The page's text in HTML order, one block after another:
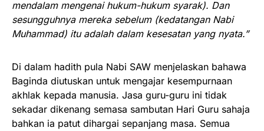
mendalam mengenai hukum-hukum syarak). Dan
sesungguhnya mereka sebelum (kedatangan Nabi
Muhammad) itu adalah dalam kesesatan yang nyata.”
Di dalam hadith pula Nabi SAW menjelaskan bahawa
Baginda diutuskan untuk mengajar kesempurnaan
akhlak kepada manusia. Jasa guru-guru ini tidak
sekadar dikenang semasa sambutan Hari Guru sahaja
bahkan ia patut dihargai sepanjang masa. Semua